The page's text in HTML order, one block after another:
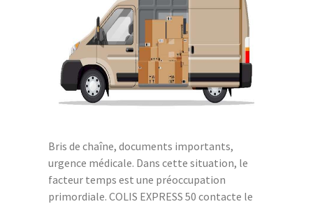
Bris de chaîne, documents importants,
urgence médicale. Dans cette situation, le
facteur temps est une préoccupation
primordiale. COLIS EXPRESS 50 contacte le